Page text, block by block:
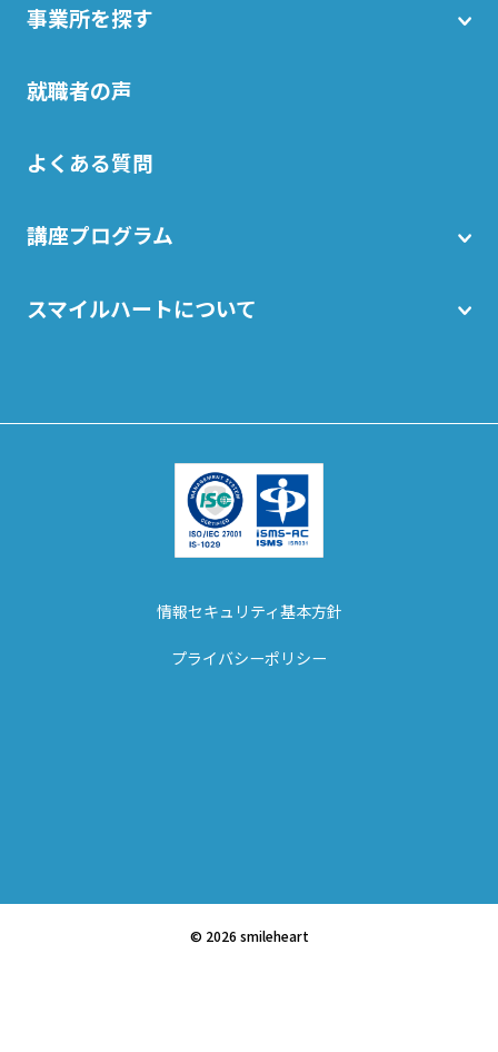
事業所を探す
就職者の声
よくある質問
講座プログラム
スマイルハートについて
情報セキュリティ基本方針
プライバシーポリシー
© 2026 smileheart